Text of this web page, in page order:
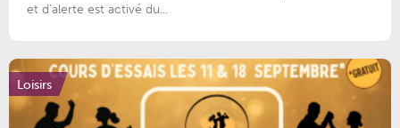
et d’alerte est activé du...
Loisirs